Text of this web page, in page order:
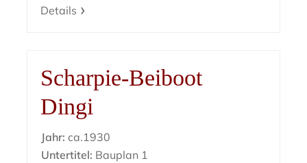
Details
Scharpie-Beiboot
Dingi
Jahr: ca.1930
Untertitel: Bauplan 1